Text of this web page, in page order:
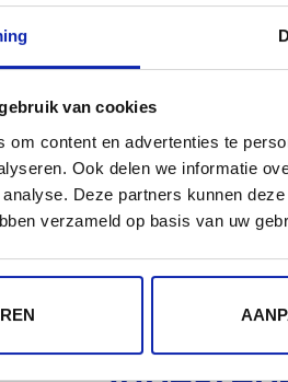
van cookies
om content en advertenties te
Ook delen we informatie
Deze partners kunnen
verzameld op basis van uw
naar meer